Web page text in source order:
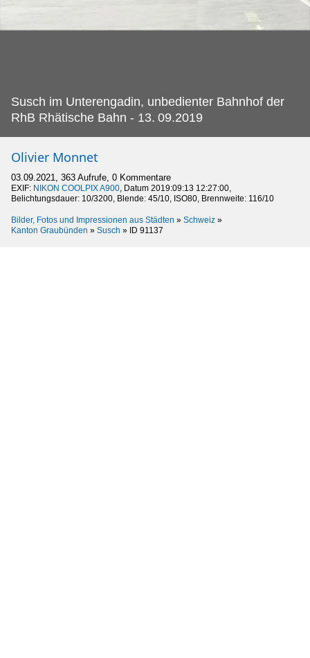
Susch im Unterengadin, unbedienter Bahnhof der
RhB Rhätische Bahn - 13. 09.2019
Olivier Monnet
03.09.2021, 363 Aufrufe, 0 Kommentare
EXIF: NIKON COOLPIX A900, Datum 2019:09:13 12:27:00,
Belichtungsdauer: 10/3200, Blende: 45/10, ISO80, Brennweite: 116/10
Bilder, Fotos und Impressionen aus Städten » Schweiz »
Kanton Graubünden » Susch » ID 91137